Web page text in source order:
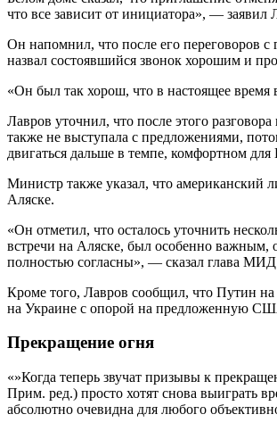
что все зависит от инициатора», — заявил
Он напомнил, что после его переговоров
назвал состоявшийся звонок хорошим и
«Он был так хорош, что в настоящее
Лавров уточнил, что после этого
также не выступала с предложениями,
двигаться дальше в темпе, комфортном
Министр также указал, что американский
Аляске.
«Он отметил, что осталось уточнить
встречи на Аляске, был особенно важным,
полностью согласны», — сказал глава
Кроме того, Лавров сообщил, что Путин на
на Украине с опорой на предложенную
Прекращение огня
«»Когда теперь звучат призывы к
Прим. ред.) просто хотят снова выиграть
абсолютно очевидна для любого